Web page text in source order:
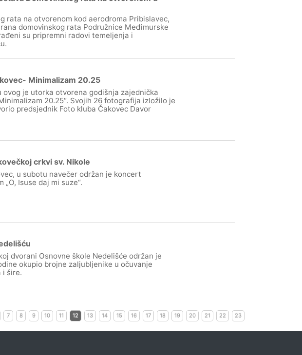
rata na otvorenom kod aerodroma Pribislavec,
domovinskog rata Podružnice Međimurske
su pripremni radovi temeljenja i
Minimalizam 20.25
je utorka otvorena godišnja zajednička
20.25“. Svojih 26 fotografija izložilo je
predsjednik Foto kluba Čakovec Davor
crkvi sv. Nikole
u subotu navečer održan je koncert
„O, Isuse daj mi suze“.
dvorani Osnovne škole Nedelišće održan je
okupio brojne zaljubljenike u očuvanje
i šire.
7 8 9 10 11 12 13 14 15 16 17 18 19 20 21 22 23